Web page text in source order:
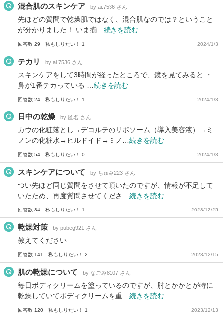
混合肌のスキンケア by ai.7536 さん
先ほどの質問で乾燥肌ではなく、混合肌なのでは？ということ
が分かりました！ いま揃… 続きを読む
回答数 29 私もしりたい！ 1 2024/1/3
テカリ by ai.7536 さん
スキンケアをして3時間が経ったところで、鏡を見てみると ・
鼻が1番テカっている … 続きを読む
回答数 24 私もしりたい！ 1 2024/1/3
日中の乾燥 by 匿名 さん
カウの化粧落とし→デコルテのリポソーム（導入美容液）→ミ
ノンの化粧水→ヒルドイド→ミノ… 続きを読む
回答数 54 私もしりたい！ 0 2024/1/3
スキンケアについて by ちゅみ223 さん
つい先ほど同じ質問をさせて頂いたのですが、情報が不足して
いたため、再度質問させてくださ… 続きを読む
回答数 34 私もしりたい！ 1 2023/12/25
乾燥対策 by pubeg921 さん
教えてください
回答数 141 私もしりたい！ 2 2023/12/15
肌の乾燥について by なごみ8107 さん
毎日ボディクリームを塗っているのですが、肘とかかとが特に
乾燥していてボディクリームを重… 続きを読む
回答数 120 私もしりたい！ 1 2023/12/13